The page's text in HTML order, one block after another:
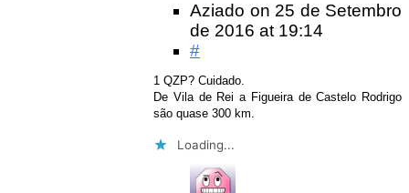
Aziado on 25 de Setembro
de 2016 at 19:14
#
1 QZP? Cuidado.
De Vila de Rei a Figueira de Castelo Rodrigo
são quase 300 km.
Loading...